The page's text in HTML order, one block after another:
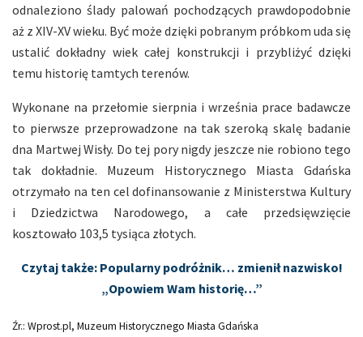
odnaleziono ślady palowań pochodzących prawdopodobnie
aż z XIV-XV wieku. Być może dzięki pobranym próbkom uda się
ustalić dokładny wiek całej konstrukcji i przybliżyć dzięki
temu historię tamtych terenów.
Wykonane na przełomie sierpnia i września prace badawcze
to pierwsze przeprowadzone na tak szeroką skalę badanie
dna Martwej Wisły. Do tej pory nigdy jeszcze nie robiono tego
tak dokładnie. Muzeum Historycznego Miasta Gdańska
otrzymało na ten cel dofinansowanie z Ministerstwa Kultury
i Dziedzictwa Narodowego, a całe przedsięwzięcie
kosztowało 103,5 tysiąca złotych.
Czytaj także: Popularny podróżnik… zmienił nazwisko!
„Opowiem Wam historię…”
Źr.: Wprost.pl, Muzeum Historycznego Miasta Gdańska